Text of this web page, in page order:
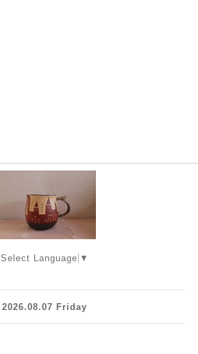
Select Language ▼
2026.08.07 Friday